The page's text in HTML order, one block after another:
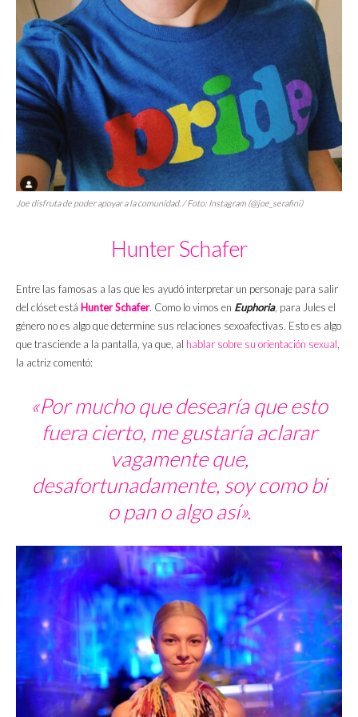
Joe disfruta de poder apoyar a la comunidad. / Foto: Instagram (@joe_serafini)
Hunter Schafer
Entre las famosas a las que les ayudó interpretar un personaje para salir
del clóset está Hunter Schafer. Como lo vimos en Euphoria, para Jules el
género no es algo que determine sus relaciones sexoafectivas. Esto es algo
que trasciende a la pantalla, ya que, al hablar sobre su orientación sexual
la actriz comentó:
«Por mucho que desearía que esto
fuera cierto, me gustaría aclarar
vagamente que,
desafortunadamente, soy como bi
o pan o algo así».